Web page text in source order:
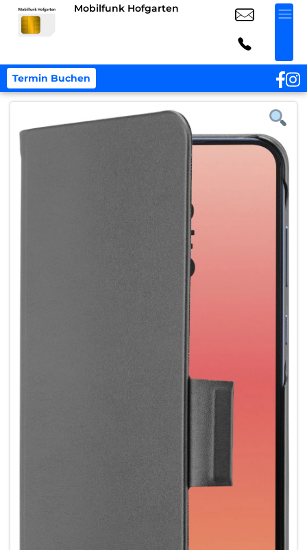
Mobilfunk Hofgarten
Termin Buchen